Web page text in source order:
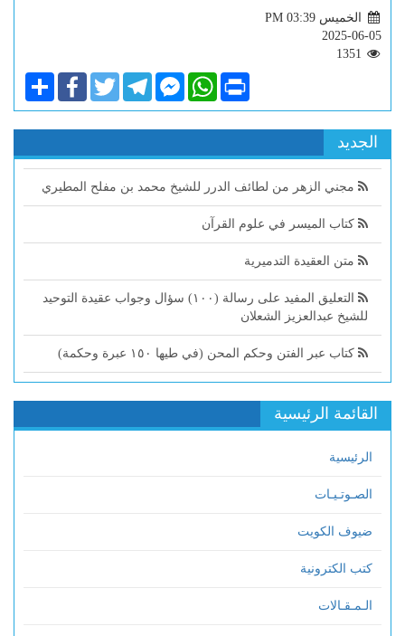
الخميس PM 03:39
2025-06-05
ShareFacebookTwitterTelegramFacebook
Messenger
WhatsApp Print
الجديد
مجني الزهر من لطائف الدرر للشيخ محمد بن مفلح المطيري
كتاب الميسر في علوم القرآن
متن العقيدة التدميرية
التعليق المفيد على رسالة (١٠٠) سؤال وجواب عقيدة التوحيد
للشيخ عبدالعزيز الشعلان
كتاب عبر الفتن وحكم المحن (في طيها ١٥٠ عبرة وحكمة)
القائمة الرئيسية
الرئيسية
الصـوتـيـات
ضيوف الكويت
كتب الكترونية
الـمـقـالات